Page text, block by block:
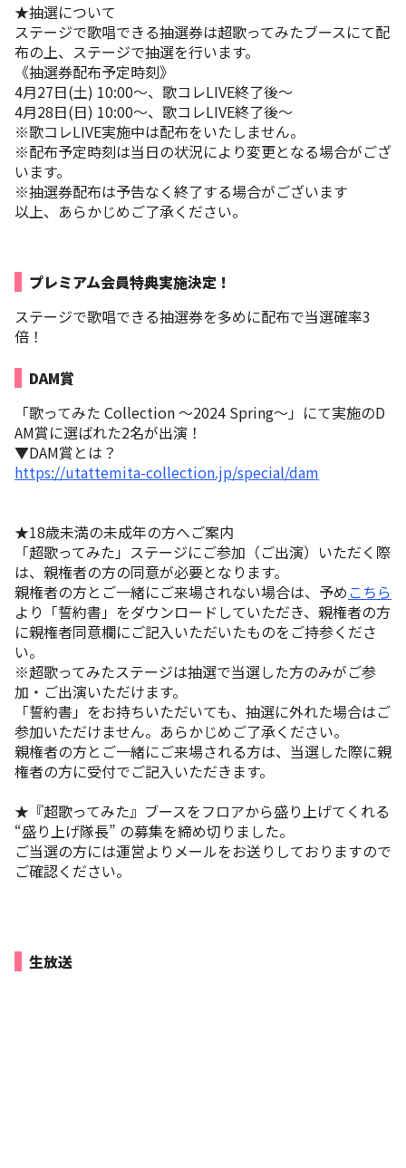
★抽選について
ステージで歌唱できる抽選券は超歌ってみたブースにて配
布の上、ステージで抽選を行います。
《抽選券配布予定時刻》
4月27日(土) 10:00〜、歌コレLIVE終了後〜
4月28日(日) 10:00〜、歌コレLIVE終了後〜
※歌コレLIVE実施中は配布をいたしません。
※配布予定時刻は当日の状況により変更となる場合がござ
います。
※抽選券配布は予告なく終了する場合がございます
以上、あらかじめご了承ください。
プレミアム会員特典実施決定！
ステージで歌唱できる抽選券を多めに配布で当選確率3
倍！
DAM賞
「歌ってみた Collection 〜2024 Spring〜」にて実施のD
AM賞に選ばれた2名が出演！
▼DAM賞とは？
https://utattemita-collection.jp/special/dam
★18歳未満の未成年の方へご案内
「超歌ってみた」ステージにご参加（ご出演）いただく際
は、親権者の方の同意が必要となります。
親権者の方とご一緒にご来場されない場合は、予め こちら
より「誓約書」をダウンロードしていただき、親権者の方
に親権者同意欄にご記入いただいたものをご持参くださ
い。
※超歌ってみたステージは抽選で当選した方のみがご参
加・ご出演いただけます。
「誓約書」をお持ちいただいても、抽選に外れた場合はご
参加いただけません。あらかじめご了承ください。
親権者の方とご一緒にご来場される方は、当選した際に親
権者の方に受付でご記入いただきます。
★『超歌ってみた』ブースをフロアから盛り上げてくれる
“盛り上げ隊長” の募集を締め切りました。
ご当選の方には運営よりメールをお送りしておりますので
ご確認ください。
生放送